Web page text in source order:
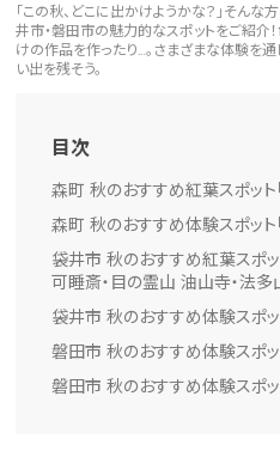
「この秋、どこに出かけようかな？」そんな
井市・磐田市の魅力的なスポットをご紹介
けの作品を作ったり…。さまざまな体験を
い出を残そう。
目次
森町 秋のおすすめ紅葉スポット
森町 秋のおすすめ体験スポット
袋井市 秋のおすすめ紅葉スポ
可睡斎・目の霊山 油山寺・法多
袋井市 秋のおすすめ体験スポ
磐田市 秋のおすすめ体験スポッ
磐田市 秋のおすすめ体験スポ